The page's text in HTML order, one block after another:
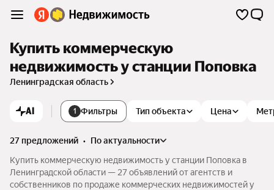
Купить коммерческую
недвижимость у станции Поповка
Ленинградская область
AI 1 Фильтры Тип объекта Цена
27 предложений •
по актуальности
Купить коммерческую недвижимость у станции Поповка в
Ленинградской области — 27 объявлений от агентств и
собственников по продаже коммерческих недвижимостей у